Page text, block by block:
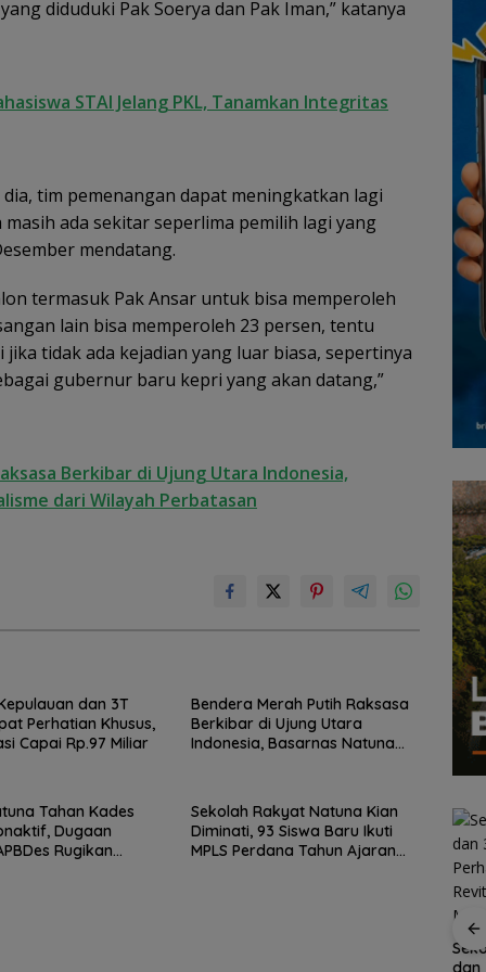
diduduki Pak Soerya dan Pak Iman,” katanya
STAI Jelang PKL, Tanamkan Integritas
tim pemenangan dapat meningkatkan lagi
ada sekitar seperlima pemilih lagi yang
mendatang.
termasuk Pak Ansar untuk bisa memperoleh
lain bisa memperoleh 23 persen, tentu
tidak ada kejadian yang luar biasa, sepertinya
gubernur baru kepri yang akan datang,”
Berkibar di Ujung Utara Indonesia,
dari Wilayah Perbatasan
dan 3T
Perhatian Khusus,
Capai Rp.97 Miliar
Bendera Merah Putih Raksasa
Berkibar di Ujung Utara
Indonesia, Basarnas Natuna
Tahan Kades
Dugaan
Rugikan
Sekolah Rakyat Natuna Kian
Diminati, 93 Siswa Baru Ikuti
MPLS Perdana Tahun Ajaran
dan